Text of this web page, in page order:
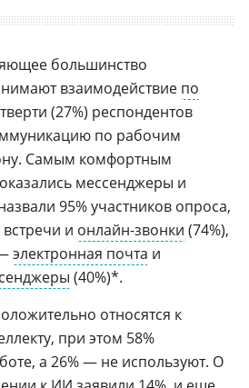
большинство
взаимодействие по
(27%) респондентов
по рабочим
Самым комфортным
мессенджеры и
95% участников опроса,
и онлайн-звонки (74%),
электронная почта и
(40%)*.
относятся к
при этом 58%
а 26% — не используют. О